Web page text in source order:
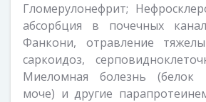
Гломерулонефрит;
абсорбция в почечных
Фанкони, отравление
саркоидоз,
Миеломная болезнь (белок
моче) и другие